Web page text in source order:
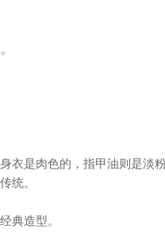
衣是肉色的，指甲油则是淡
统。
典造型。